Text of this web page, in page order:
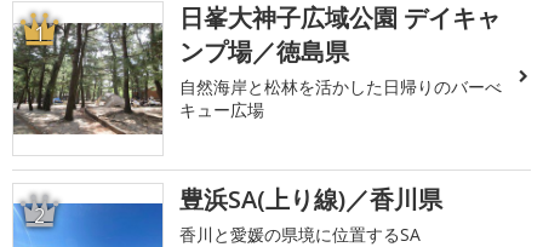
1
日峯大神子広域公園 デイキャ
ンプ場／徳島県
自然海岸と松林を活かした日帰りのバーべ
キュー広場
2 豊浜SA(上り線)／香川県
香川と愛媛の県境に位置するSA